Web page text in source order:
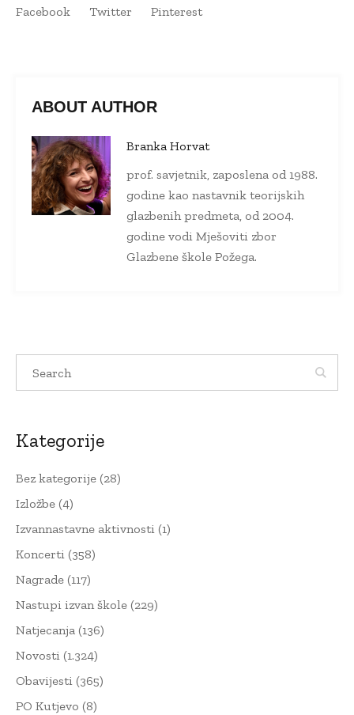
Facebook Twitter Pinterest
ABOUT AUTHOR
Branka Horvat
prof. savjetnik, zaposlena od 1988.
godine kao nastavnik teorijskih
glazbenih predmeta, od 2004.
godine vodi Mješoviti zbor
Glazbene škole Požega.
Kategorije
Bez kategorije (28)
Izložbe (4)
Izvannastavne aktivnosti (1)
Koncerti (358)
Nagrade (117)
Nastupi izvan škole (229)
Natjecanja (136)
Novosti (1.324)
Obavijesti (365)
PO Kutjevo (8)